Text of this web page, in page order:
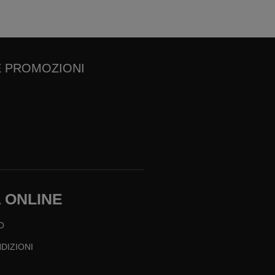
PROMOZIONI
ONLINE